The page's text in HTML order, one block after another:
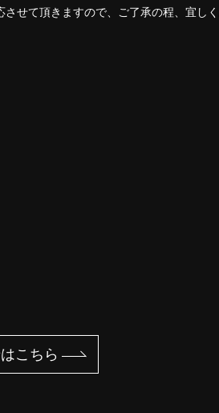
させて頂きますので、ご了承の程、宜しく
こちら